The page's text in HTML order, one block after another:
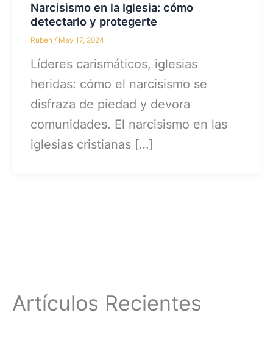
Narcisismo en la Iglesia: cómo
detectarlo y protegerte
Ruben/ May 17, 2024
Líderes carismáticos, iglesias
heridas: cómo el narcisismo se
disfraza de piedad y devora
comunidades. El narcisismo en las
iglesias cristianas […]
Artículos Recientes